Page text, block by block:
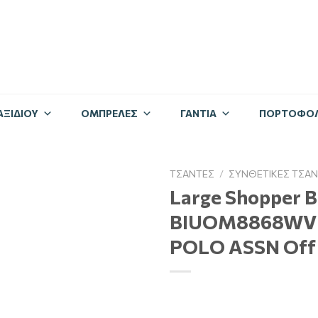
ΟΜΠΡΈΛΕΣ ΓΆΝΤΙΑ
ΤΣΆΝΤΕΣ / ΣΥΝΘΕΤΙΚΈΣ
Large Shopper
POLO ASSN